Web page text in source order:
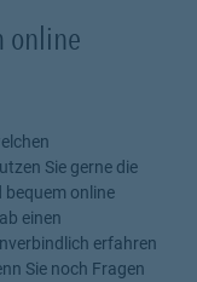
online
Sie gerne die
online
einen
erfahren
Sie noch Fragen